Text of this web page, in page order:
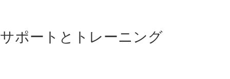
サポートとトレーニング